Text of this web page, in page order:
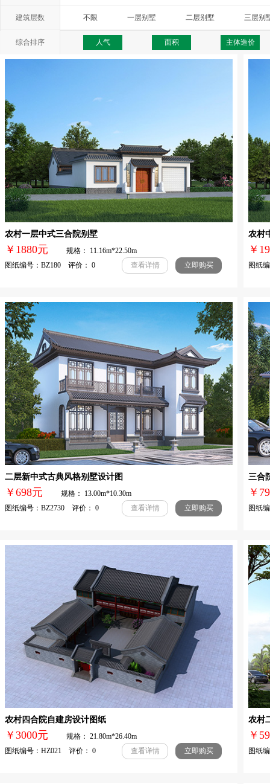
西班牙风格 地中海风格
建筑层数 不限 一层别墅 二层别墅 三层别
综合排序 人气 面积 主体造价
农村一层中式三合院别墅
￥1880元
规格： 11.16m*22.50m
图纸编号：BZ180 评价： 0
查看详情 立即购买
农村
￥
图纸编
二层新中式古典风格别墅设计图
￥698元
规格： 13.00m*10.30m
图纸编号：BZ2730 评价： 0
查看详情 立即购买
三合
￥
图纸编
农村四合院自建房设计图纸
￥3000元
规格： 21.80m*26.40m
图纸编号：HZ021 评价： 0
查看详情 立即购买
农村
￥
图纸编